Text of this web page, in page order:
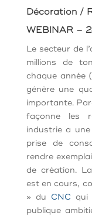
Décoration /
WEBINAR –
Le secteur de
millions de
chaque année
génère une
importante.
façonne les
industrie a
prise de
rendre
de création.
est en cours,
» du CNC qui
publique